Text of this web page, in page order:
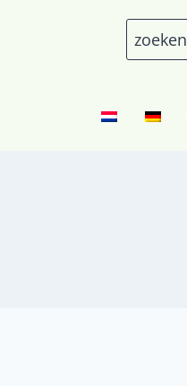
zoeken